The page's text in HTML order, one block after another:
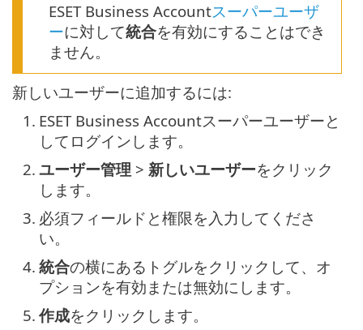
ESET Business Accountスーパーユーザ
ーに対して統合を有効にすることはでき
ません。
新しいユーザーに追加するには:
1. ESET Business Accountスーパーユーザーと
してログインします。
2. ユーザー管理 > 新しいユーザーをクリック
します。
3. 必須フィールドと権限を入力してくださ
い。
4. 統合の横にあるトグルをクリックして、オ
プションを有効または無効にします。
5. 作成をクリックします。